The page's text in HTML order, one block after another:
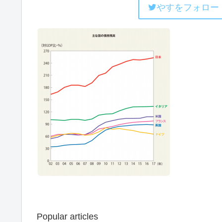
やすをフォロー
Popular articles